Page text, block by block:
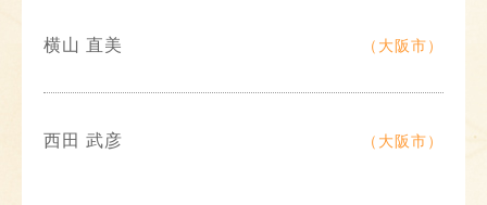
横山 直美 （大阪市）
西田 武彦 （大阪市）